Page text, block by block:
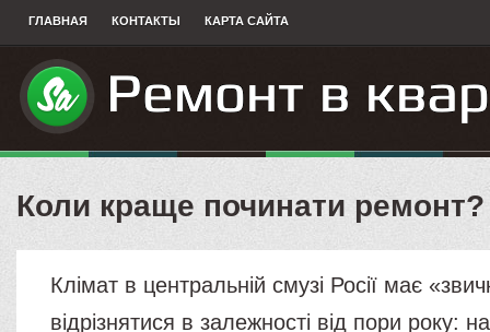
ГЛАВНАЯ КОНТАКТЫ КАРТА САЙТА
Коли краще починати ремонт?
Клімат в центральній смузі Росії має
відрізнятися в залежності від пори року: на